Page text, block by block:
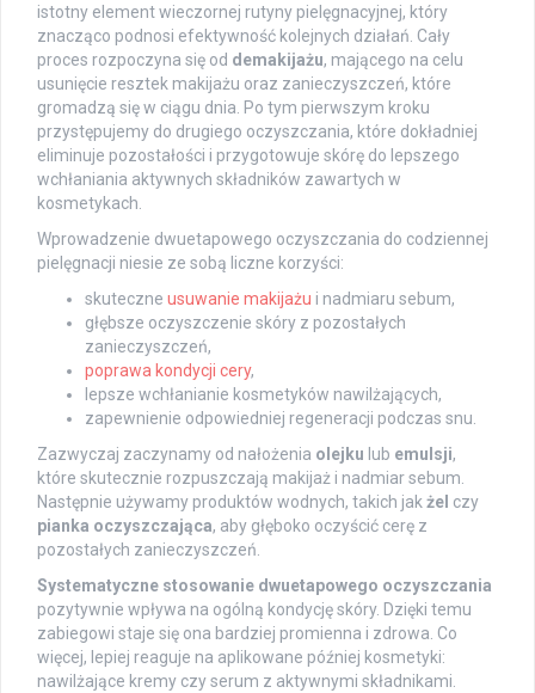
istotny element wieczornej rutyny pielęgnacyjnej, który
znacząco podnosi efektywność kolejnych działań. Cały
proces rozpoczyna się od demakijażu, mającego na celu
usunięcie resztek makijażu oraz zanieczyszczeń, które
gromadzą się w ciągu dnia. Po tym pierwszym kroku
przystępujemy do drugiego oczyszczania, które dokładniej
eliminuje pozostałości i przygotowuje skórę do lepszego
wchłaniania aktywnych składników zawartych w
kosmetykach.
Wprowadzenie dwuetapowego oczyszczania do codziennej
pielęgnacji niesie ze sobą liczne korzyści:
skuteczne usuwanie makijażu i nadmiaru sebum,
głębsze oczyszczenie skóry z pozostałych
zanieczyszczeń,
poprawa kondycji cery,
lepsze wchłanianie kosmetyków nawilżających,
zapewnienie odpowiedniej regeneracji podczas snu.
Zazwyczaj zaczynamy od nałożenia olejku lub emulsji,
które skutecznie rozpuszczają makijaż i nadmiar sebum.
Następnie używamy produktów wodnych, takich jak żel czy
pianka oczyszczająca, aby głęboko oczyścić cerę z
pozostałych zanieczyszczeń.
Systematyczne stosowanie dwuetapowego oczyszczania
pozytywnie wpływa na ogólną kondycję skóry. Dzięki temu
zabiegowi staje się ona bardziej promienna i zdrowa. Co
więcej, lepiej reaguje na aplikowane później kosmetyki:
nawilżające kremy czy serum z aktywnymi składnikami.